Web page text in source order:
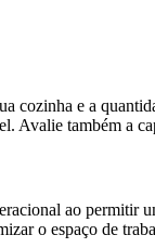
cozinha e a
também a
ao permitir
o espaço de